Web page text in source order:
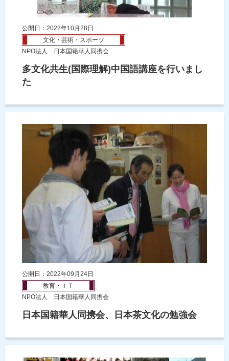
公開日：2022年10月28日
文化・芸術・スポーツ
NPO法人 日本国籍華人同携会
多文化共生(国際理解)中国語講座を行いまし
た
公開日：2022年09月24日
教育・ＩＴ
NPO法人 日本国籍華人同携会
日本国籍華人同携会、日本茶文化の勉強会